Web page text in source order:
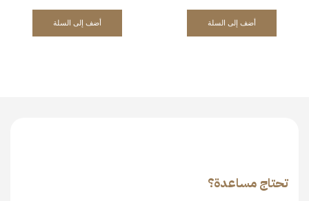
أضف إلى السلة أضف إلى السلة
تحتاج مساعدة؟